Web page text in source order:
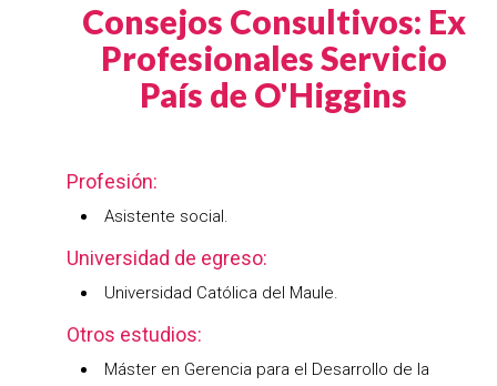
Consejos Consultivos: Ex
Profesionales Servicio
País de O'Higgins
Profesión:
Asistente social.
Universidad de egreso:
Universidad Católica del Maule.
Otros estudios:
Máster en Gerencia para el Desarrollo de la